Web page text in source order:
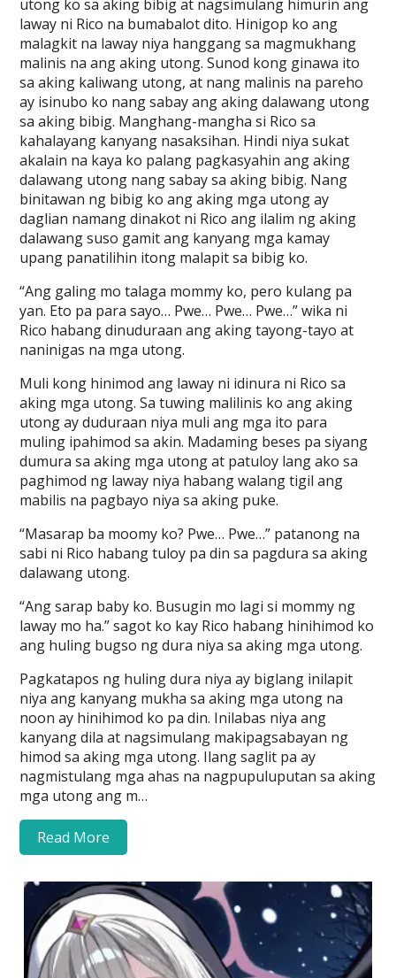
utong ko sa aking bibig at nagsimulang himurin ang
laway ni Rico na bumabalot dito. Hinigop ko ang
malagkit na laway niya hanggang sa magmukhang
malinis na ang aking utong. Sunod kong ginawa ito
sa aking kaliwang utong, at nang malinis na pareho
ay isinubo ko nang sabay ang aking dalawang utong
sa aking bibig. Manghang-mangha si Rico sa
kahalayang kanyang nasaksihan. Hindi niya sukat
akalain na kaya ko palang pagkasyahin ang aking
dalawang utong nang sabay sa aking bibig. Nang
binitawan ng bibig ko ang aking mga utong ay
daglian namang dinakot ni Rico ang ilalim ng aking
dalawang suso gamit ang kanyang mga kamay
upang panatilihin itong malapit sa bibig ko.
“Ang galing mo talaga mommy ko, pero kulang pa
yan. Eto pa para sayo… Pwe… Pwe… Pwe…” wika ni
Rico habang dinuduraan ang aking tayong-tayo at
naninigas na mga utong.
Muli kong hinimod ang laway ni idinura ni Rico sa
aking mga utong. Sa tuwing malilinis ko ang aking
utong ay duduraan niya muli ang mga ito para
muling ipahimod sa akin. Madaming beses pa siyang
dumura sa aking mga utong at patuloy lang ako sa
paghimod ng laway niya habang walang tigil ang
mabilis na pagbayo niya sa aking puke.
“Masarap ba moomy ko? Pwe… Pwe…” patanong na
sabi ni Rico habang tuloy pa din sa pagdura sa aking
dalawang utong.
“Ang sarap baby ko. Busugin mo lagi si mommy ng
laway mo ha.” sagot ko kay Rico habang hinihimod ko
ang huling bugso ng dura niya sa aking mga utong.
Pagkatapos ng huling dura niya ay biglang inilapit
niya ang kanyang mukha sa aking mga utong na
noon ay hinihimod ko pa din. Inilabas niya ang
kanyang dila at nagsimulang makipagsabayan ng
himod sa aking mga utong. Ilang saglit pa ay
nagmistulang mga ahas na nagpupuluputan sa aking
mga utong ang m…
Read More